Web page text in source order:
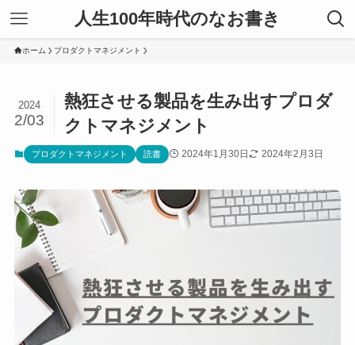
人生100年時代のなお書き
ホーム プロダクトマネジメント
熱狂させる製品を生み出すプロダ
クトマネジメント
2024
2/03
プロダクトマネジメント 読書 2024年1月30日 2024年2月3日